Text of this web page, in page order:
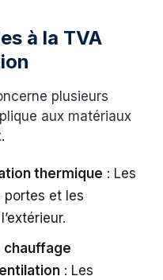
à la TVA
plusieurs
aux matériaux
thermique : Les
portes et les
chauffage
: Les